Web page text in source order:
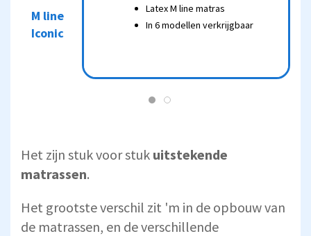
M line
Iconic
matras
In 6
-25% bij M line*
Latex M line matras
In 6 modellen verkrijgbaar
M line
Iconic
Het zijn stuk voor stuk uitstekende
matrassen.
Het grootste verschil zit 'm in de opbouw van
de matrassen, en de verschillende